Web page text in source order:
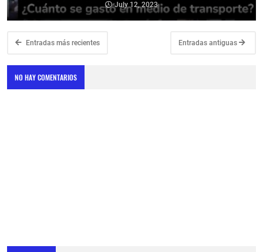
July 12, 2023
Entradas más recientes Entradas antiguas
NO HAY COMENTARIOS